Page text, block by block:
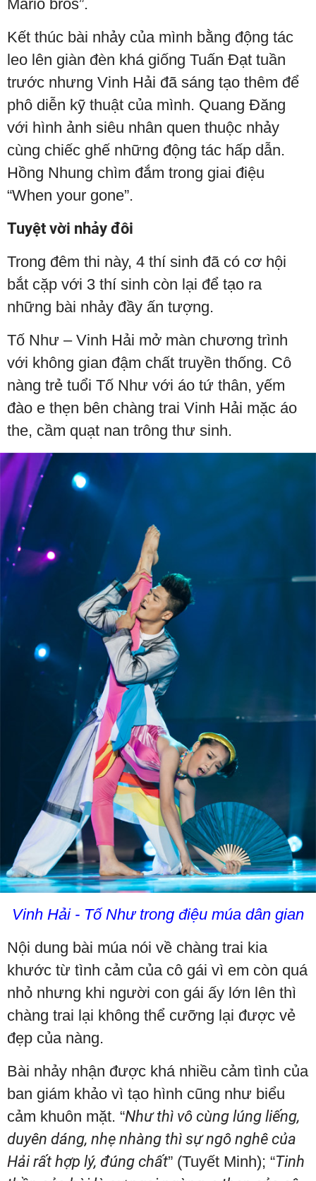
Mario bros”.
Kết thúc bài nhảy của mình bằng động tác
leo lên giàn đèn khá giống Tuấn Đạt tuần
trước nhưng Vinh Hải đã sáng tạo thêm để
phô diễn kỹ thuật của mình. Quang Đăng
với hình ảnh siêu nhân quen thuộc nhảy
cùng chiếc ghế những động tác hấp dẫn.
Hồng Nhung chìm đắm trong giai điệu
“When your gone”.
Tuyệt vời nhảy đôi
Trong đêm thi này, 4 thí sinh đã có cơ hội
bắt cặp với 3 thí sinh còn lại để tạo ra
những bài nhảy đầy ấn tượng.
Tố Như – Vinh Hải mở màn chương trình
với không gian đậm chất truyền thống. Cô
nàng trẻ tuổi Tố Như với áo tứ thân, yếm
đào e thẹn bên chàng trai Vinh Hải mặc áo
the, cầm quạt nan trông thư sinh.
Vinh Hải - Tố Như trong điệu múa dân gian
Nội dung bài múa nói về chàng trai kia
khước từ tình cảm của cô gái vì em còn quá
nhỏ nhưng khi người con gái ấy lớn lên thì
chàng trai lại không thể cưỡng lại được vẻ
đẹp của nàng.
Bài nhảy nhận được khá nhiều cảm tình của
ban giám khảo vì tạo hình cũng như biểu
cảm khuôn mặt. “Như thì vô cùng lúng liếng,
duyên dáng, nhẹ nhàng thì sự ngô nghê của
Hải rất hợp lý, đúng chất” (Tuyết Minh); “Tinh